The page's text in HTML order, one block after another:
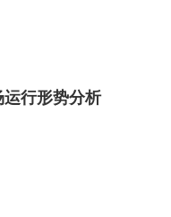
行形势分析